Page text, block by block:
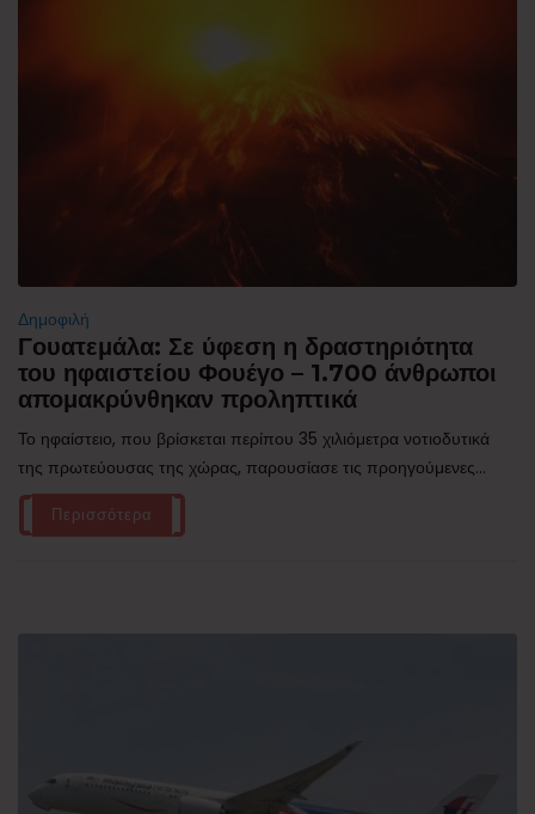
Δημοφιλή
Γουατεμάλα: Σε ύφεση η δραστηριότητα
του ηφαιστείου Φουέγο – 1.700 άνθρωποι
απομακρύνθηκαν προληπτικά
Το ηφαίστειο, που βρίσκεται περίπου 35 χιλιόμετρα νοτιοδυτικά
της πρωτεύουσας της χώρας, παρουσίασε τις προηγούμενες...
Περισσότερα